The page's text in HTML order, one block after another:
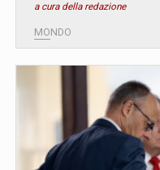
a cura della redazione
MONDO